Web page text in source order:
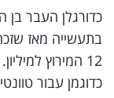
וטק
שיווק
ופרסום
בתעשייה מאז
12 המירוץ
כדוגמן עבור